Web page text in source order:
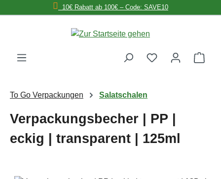
Zum Hauptinhalt springen10€ Rabatt ab 100€ – Code: SAVE10
To Go Verpackungen Salatschalen
Verpackungsbecher | PP |
eckig | transparent | 125ml